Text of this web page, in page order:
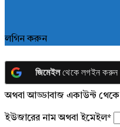
লগিন করুন
জিমেইলথেকে লগইন করুন
অথবা আড্ডাবাজ একাউন্ট থেকে
ইউজারের নাম অথবা ইমেইল*